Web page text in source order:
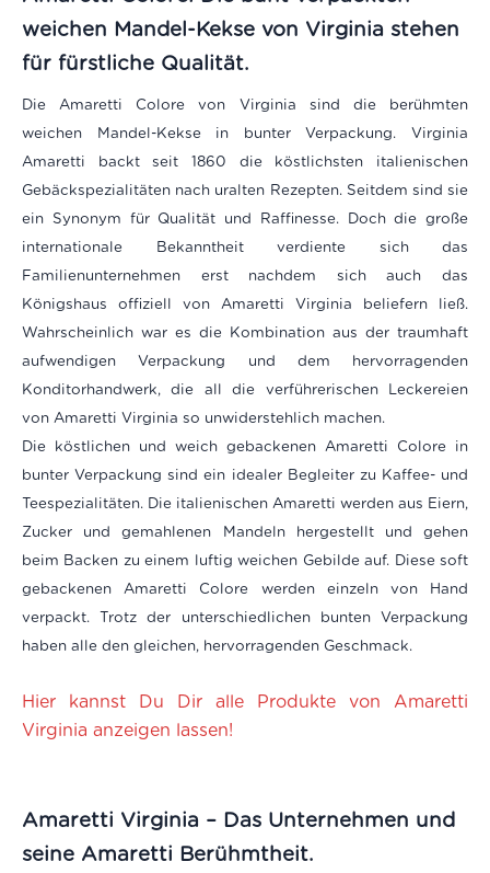
weichen Mandel-Kekse von Virginia stehen
für fürstliche Qualität.
Die Amaretti Colore von Virginia sind die berühmten
weichen Mandel-Kekse in bunter Verpackung. Virginia
Amaretti backt seit 1860 die köstlichsten italienischen
Gebäckspezialitäten nach uralten Rezepten. Seitdem sind sie
ein Synonym für Qualität und Raffinesse. Doch die große
internationale Bekanntheit verdiente sich das
Familienunternehmen erst nachdem sich auch das
Königshaus offiziell von Amaretti Virginia beliefern ließ.
Wahrscheinlich war es die Kombination aus der traumhaft
aufwendigen Verpackung und dem hervorragenden
Konditorhandwerk, die all die verführerischen Leckereien
von Amaretti Virginia so unwiderstehlich machen.
Die köstlichen und weich gebackenen Amaretti Colore in
bunter Verpackung sind ein idealer Begleiter zu Kaffee- und
Teespezialitäten. Die italienischen Amaretti werden aus Eiern,
Zucker und gemahlenen Mandeln hergestellt und gehen
beim Backen zu einem luftig weichen Gebilde auf. Diese soft
gebackenen Amaretti Colore werden einzeln von Hand
verpackt. Trotz der unterschiedlichen bunten Verpackung
haben alle den gleichen, hervorragenden Geschmack.
Hier kannst Du Dir alle Produkte von Amaretti
Virginia anzeigen lassen!
Amaretti Virginia – Das Unternehmen und
seine Amaretti Berühmtheit.